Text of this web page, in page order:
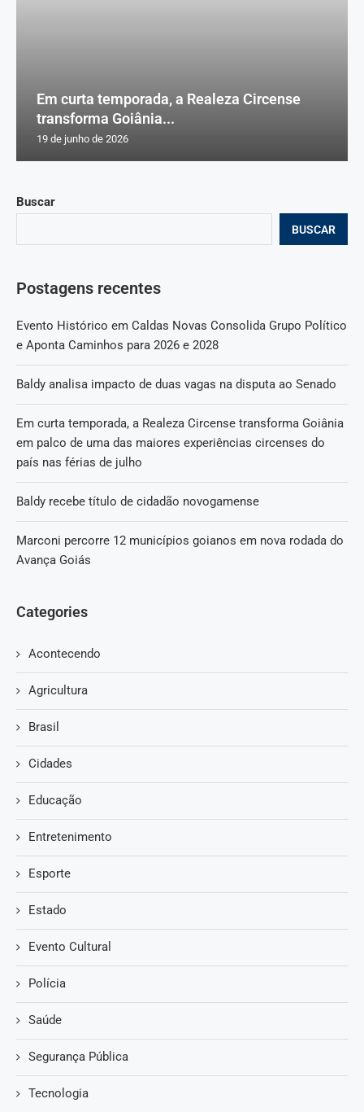
Buscar
BUSCAR
Postagens recentes
Evento Histórico em Caldas Novas Consolida Grupo Político
e Aponta Caminhos para 2026 e 2028
Baldy analisa impacto de duas vagas na disputa ao Senado
Em curta temporada, a Realeza Circense transforma Goiânia
em palco de uma das maiores experiências circenses do
país nas férias de julho
Baldy recebe título de cidadão novogamense
Marconi percorre 12 municípios goianos em nova rodada do
Avança Goiás
Categories
Acontecendo
Agricultura
Brasil
Cidades
Educação
Entretenimento
Esporte
Estado
Evento Cultural
Polícia
Saúde
Segurança Pública
Tecnologia
Em curta temporada, a Realeza Circense
transforma Goiânia...
19 de junho de 2026